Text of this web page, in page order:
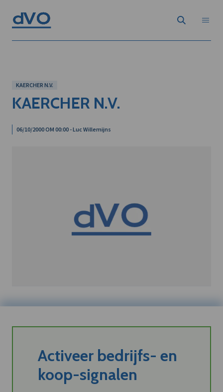
KAERCHER N.V.
KAERCHER N.V.
06/10/2000 OM 00:00 - Luc Willemijns
Activeer bedrijfs- en
koop-signalen